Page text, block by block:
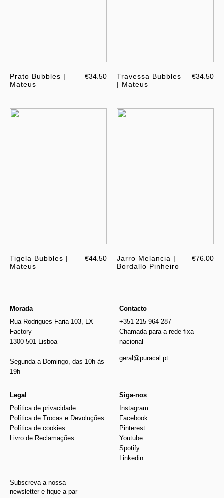
Prato Bubbles |
Mateus
€34.50
Travessa Bubbles
| Mateus
€34.50
Tigela Bubbles |
Mateus
€44.50
Jarro Melancia |
Bordallo Pinheiro
€76.00
Morada
Rua Rodrigues Faria 103, LX
Factory
1300-501 Lisboa
Segunda a Domingo, das 10h às
19h
Contacto
+351 215 964 287
Chamada para a rede fixa
nacional
geral@puracal.pt
Legal
Política de privacidade
Política de Trocas e Devoluções
Política de cookies
Livro de Reclamações
Siga-nos
Instagram
Facebook
Pinterest
Youtube
Spotify
Linkedin
Subscreva a nossa
newsletter e fique a par